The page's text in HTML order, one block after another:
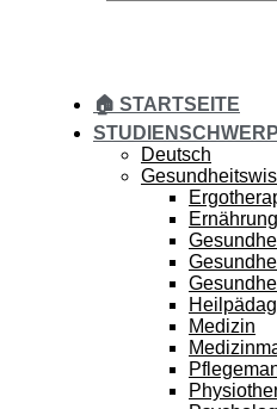
🏠 STARTSEITE
Deutsch
Medizin